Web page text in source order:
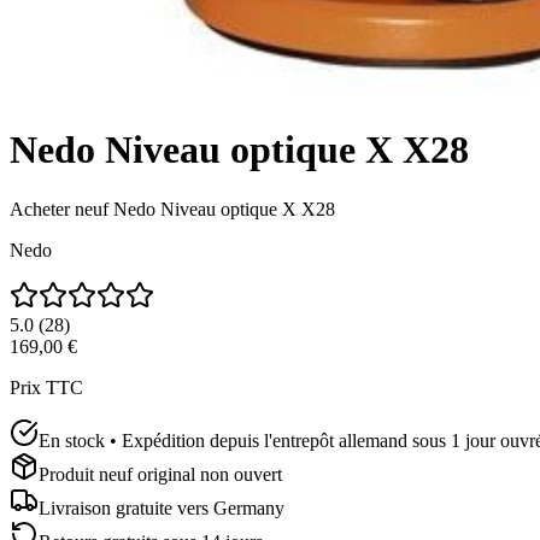
Nedo Niveau optique X X28
Acheter neuf Nedo Niveau optique X X28
Nedo
5.0 (28)
169,00 €
Prix TTC
En stock • Expédition depuis l'entrepôt allemand sous 1 jour
Produit neuf original non ouvert
Livraison gratuite vers Germany